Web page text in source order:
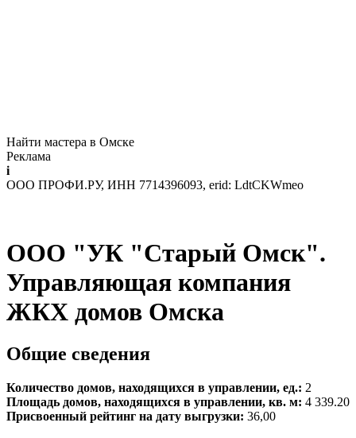
Найти мастера в Омске
Реклама
i
ООО ПРОФИ.РУ, ИНН 7714396093, erid: LdtCKWmeo
ООО "УК "Старый Омск".
Управляющая компания
ЖКХ домов Омска
Общие сведения
Количество домов, находящихся в управлении, ед.: 2
Площадь домов, находящихся в управлении, кв. м: 4 339.20
Присвоенный рейтинг на дату выгрузки: 36,00